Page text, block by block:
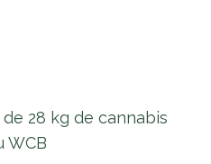
28 kg de cannabis
WCB